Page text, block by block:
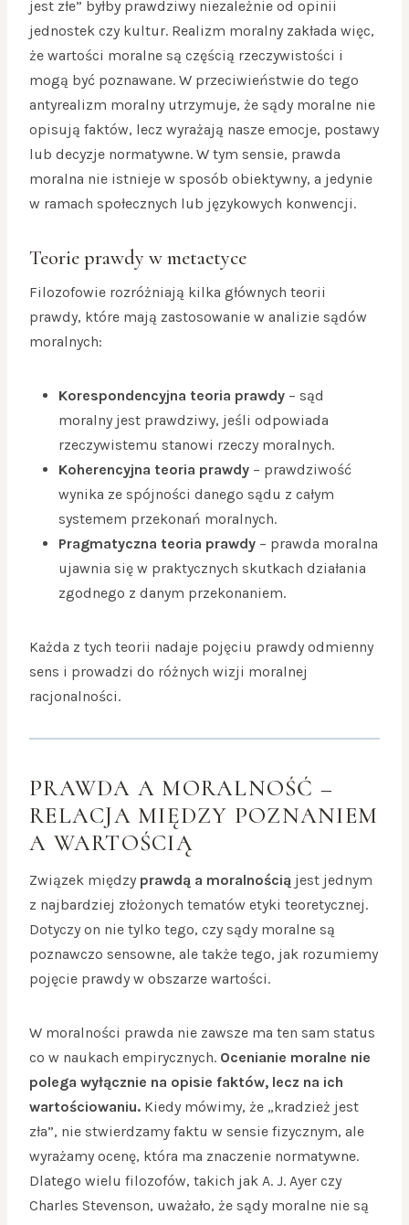
jest złe” byłby prawdziwy niezależnie od opinii
jednostek czy kultur. Realizm moralny zakłada więc,
że wartości moralne są częścią rzeczywistości i
mogą być poznawane. W przeciwieństwie do tego
antyrealizm moralny utrzymuje, że sądy moralne nie
opisują faktów, lecz wyrażają nasze emocje, postawy
lub decyzje normatywne. W tym sensie, prawda
moralna nie istnieje w sposób obiektywny, a jedynie
w ramach społecznych lub językowych konwencji.
Teorie prawdy w metaetyce
Filozofowie rozróżniają kilka głównych teorii
prawdy, które mają zastosowanie w analizie sądów
moralnych:
Korespondencyjna teoria prawdy – sąd
moralny jest prawdziwy, jeśli odpowiada
rzeczywistemu stanowi rzeczy moralnych.
Koherencyjna teoria prawdy – prawdziwość
wynika ze spójności danego sądu z całym
systemem przekonań moralnych.
Pragmatyczna teoria prawdy – prawda moralna
ujawnia się w praktycznych skutkach działania
zgodnego z danym przekonaniem.
Każda z tych teorii nadaje pojęciu prawdy odmienny
sens i prowadzi do różnych wizji moralnej
racjonalności.
PRAWDA A MORALNOŚĆ –
RELACJA MIĘDZY POZNANIEM
A WARTOŚCIĄ
Związek między prawdą a moralnością jest jednym
z najbardziej złożonych tematów etyki teoretycznej.
Dotyczy on nie tylko tego, czy sądy moralne są
poznawczo sensowne, ale także tego, jak rozumiemy
pojęcie prawdy w obszarze wartości.
W moralności prawda nie zawsze ma ten sam status
co w naukach empirycznych. Ocenianie moralne nie
polega wyłącznie na opisie faktów, lecz na ich
wartościowaniu. Kiedy mówimy, że „kradzież jest
zła”, nie stwierdzamy faktu w sensie fizycznym, ale
wyrażamy ocenę, która ma znaczenie normatywne.
Dlatego wielu filozofów, takich jak A. J. Ayer czy
Charles Stevenson, uważało, że sądy moralne nie są